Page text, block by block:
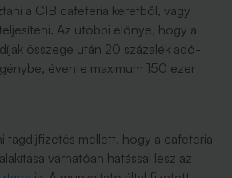
a CIB cafeteria keretből, vagy
Az utóbbi előnye, hogy a
összege után 20 százalék adó-
évente maximum 150 ezer
tagdíjfizetés mellett, hogy a cafeteria
várhatóan hatással lesz az